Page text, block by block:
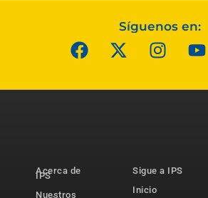
Síguenos en:
Acerca de
IPS
Nuestros
Sigue a IPS
Inicio